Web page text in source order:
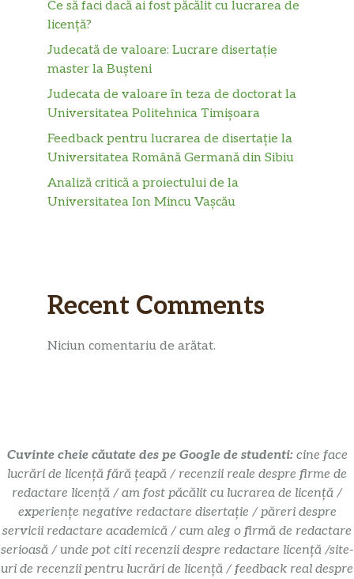
Ce să faci dacă ai fost păcălit cu lucrarea de
licență?
Judecată de valoare: Lucrare disertație
master la Bușteni
Judecata de valoare în teza de doctorat la
Universitatea Politehnica Timișoara
Feedback pentru lucrarea de disertație la
Universitatea Română Germană din Sibiu
Analiză critică a proiectului de la
Universitatea Ion Mincu Vașcău
Recent Comments
Niciun comentariu de arătat.
Cuvinte cheie căutate des pe Google de studenti: cine face
lucrări de licență fără țeapă / recenzii reale despre firme de
redactare licență / am fost păcălit cu lucrarea de licență /
experiențe negative redactare disertație / păreri despre
servicii redactare academică / cum aleg o firmă de redactare
serioasă / unde pot citi recenzii despre redactare licență /site-
uri de recenzii pentru lucrări de licență / feedback real despre